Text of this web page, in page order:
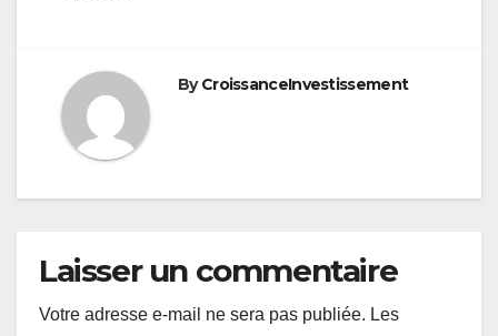
ByCroissanceInvestissement
Laisser un commentaire
Votre adresse e-mail ne sera pas publiée. Les